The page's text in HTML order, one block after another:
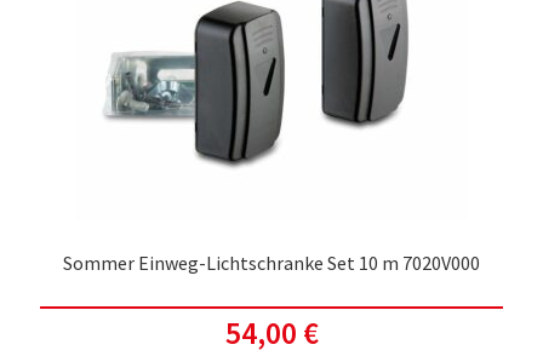
Sommer Einweg-Lichtschranke Set 10 m 7020V000
54,00 €